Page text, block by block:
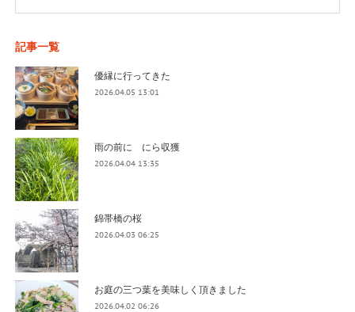
記事一覧
優縁に行ってきた
2026.04.05 13:01
雨の前に にら収獲
2026.04.04 13:35
錦帯橋の桜
2026.04.03 06:25
お庭の三つ葉を美味しく頂きました
2026.04.02 06:26